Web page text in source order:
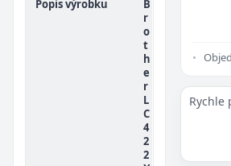
Popis výrobku
B
r
o
t
h
e
r
L
C
4
2
2
Rychle